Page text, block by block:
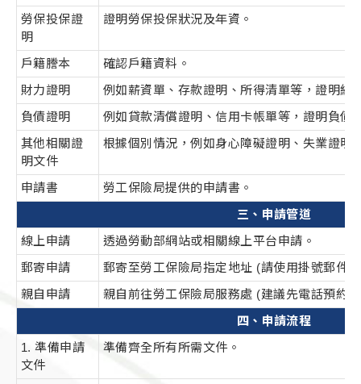
勞保投保證
明
證明勞保投保狀況及年資。
戶籍謄本
確認戶籍資料。
財力證明
例如薪資單、存款證明、所得清單等，證明經
負債證明
例如貸款清償證明、信用卡帳單等，證明負債
其他相關證
明文件
根據個別情況，例如身心障礙證明、失業證明
申請書
勞工保險局提供的申請書。
三、申請管道
線上申請
透過勞動部網站或相關線上平台申請。
郵寄申請
郵寄至勞工保險局指定地址 (請使用掛號郵件)
親自申請
親自前往勞工保險局服務處 (建議先電話預約)
四、申請流程
1. 準備申請
文件
準備齊全所有所需文件。